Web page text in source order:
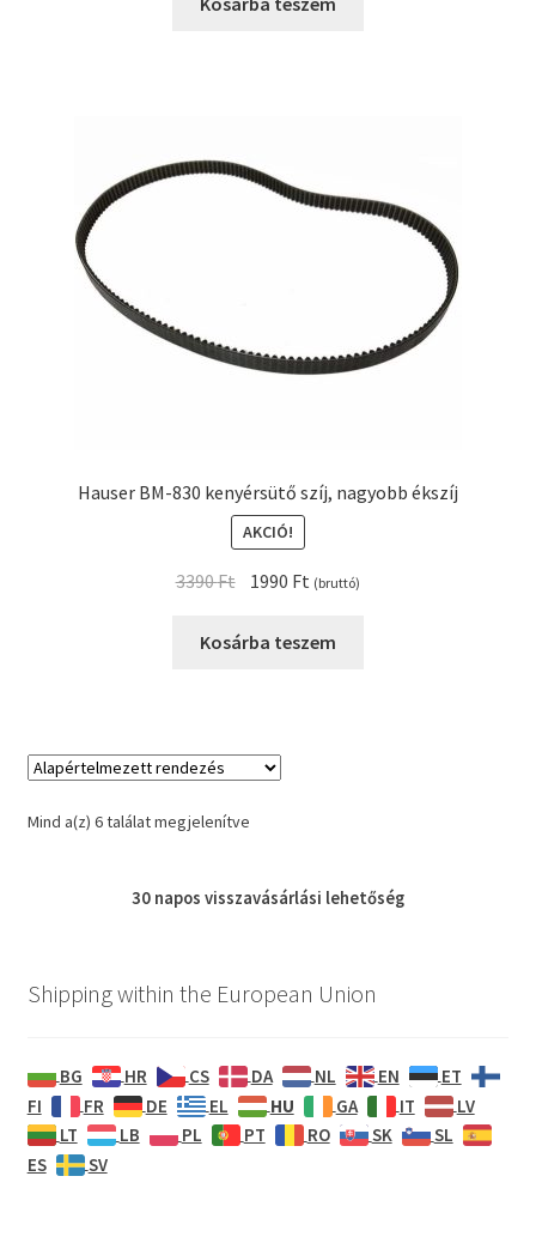
Hauser BM-830 kenyérsütő szíj, nagyobb ékszíj
AKCIÓ!
3390Ft Original
was:
1990 Ft Current
is:
(bruttó)
Kosárba teszem
Mind a(z) 6 találat megjelenítve
30 napos visszavásárlási lehetőség
Shipping within the European Union
BG HR CS DA NL EN
ET
FI
FR DE EL HU GA IT
LV
LT
LB PL PT RO SK
SL
ES
SV